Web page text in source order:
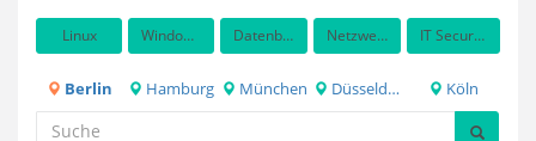
Linux Windows Server Datenbanken Netzwerkadministration IT Security / Auditing
Berlin Hamburg München Düsseldorf Köln